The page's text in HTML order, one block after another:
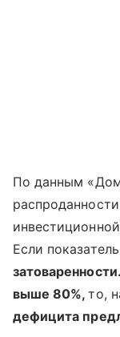
По данным
Если показатель
затоваренности.
выше 80%,то,
дефицита